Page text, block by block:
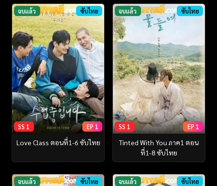
จบแล้ว ซับไทย
SS 1 EP 1
Love Class ตอนที่1-6 ซับไทย
จบแล้ว ซับไทย
SS 1 EP 1
Tinted With You ภาค1 ตอน
ที่1-8 ซับไทย
จบแล้ว ซับไทย จบแล้ว ซับไทย